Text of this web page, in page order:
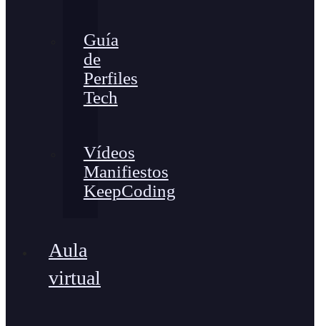
Guía
de
Perfiles
Tech
Vídeos
Manifiestos
KeepCoding
Aula
virtual